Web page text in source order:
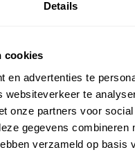
Details
cookies
en advertenties te
websiteverkeer te
onze partners voor
gegevens combineren
verzameld op basis